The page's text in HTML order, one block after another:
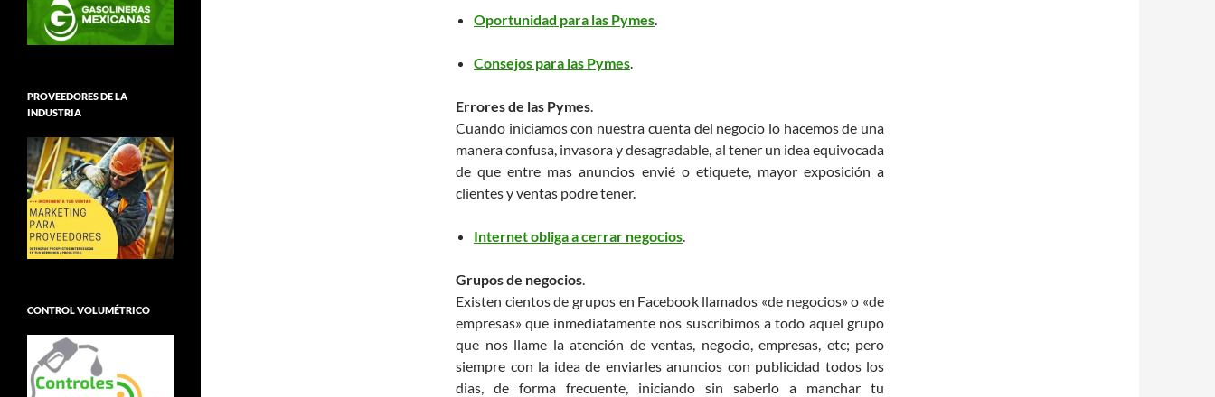
Oportunidad para las Pymes.
Consejos para las Pymes.
Errores de las Pymes.
Cuando iniciamos con nuestra cuenta del negocio lo hacemos de una
manera confusa, invasora y desagradable, al tener un idea equivocada
de que entre mas anuncios envié o etiquete, mayor exposición a
clientes y ventas podre tener.
Internet obliga a cerrar negocios.
Grupos de negocios.
Existen cientos de grupos en Facebook llamados «de negocios» o «de
empresas» que inmediatamente nos suscribimos a todo aquel grupo
que nos llame la atención de ventas, negocio, empresas, etc; pero
siempre con la idea de enviarles anuncios con publicidad todos los
dias, de forma frecuente, iniciando sin saberlo a manchar tu
PROVEEDORES DE LA
INDUSTRIA
CONTROL VOLUMÉTRICO